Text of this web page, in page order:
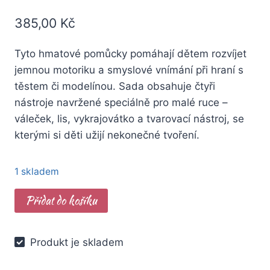
385,00 Kč
Tyto hmatové pomůcky pomáhají dětem rozvíjet
jemnou motoriku a smyslové vnímání při hraní s
těstem či modelínou. Sada obsahuje čtyři
nástroje navržené speciálně pro malé ruce –
váleček, lis, vykrajovátko a tvarovací nástroj, se
kterými si děti užijí nekonečné tvoření.
1 skladem
Learning
Resources
-
Přidat do košíku
Produkt je skladem